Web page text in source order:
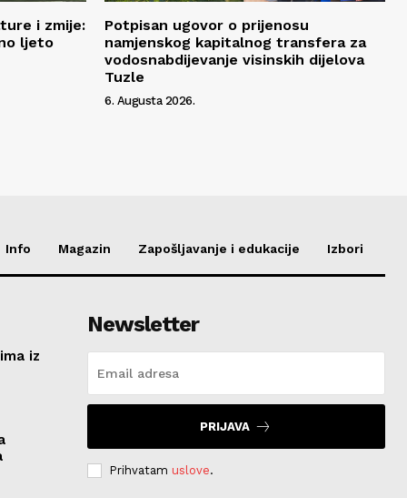
i zmije:
ljeto
Potpisan ugovor o prijenosu
namjenskog kapitalnog transfera za
vodosnabdijevanje visinskih dijelova
Tuzle
6. Augusta 2026.
Info Magazin Zapošljavanje i edukacije Izbori
iz
Newsletter
PRIJAVA
Prihvatam uslove.